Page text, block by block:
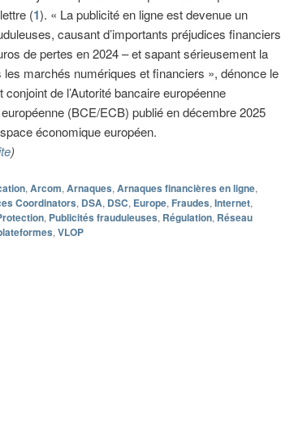
(1). « La publicité en ligne est devenue un
causant d’importants préjudices financiers
de pertes en 2024 – et sapant sérieusement la
marchés numériques et financiers », dénonce le
de l’Autorité bancaire européenne
(BCE/ECB) publié en décembre 2025
économique européen.
)
, Arcom, Arnaques, Arnaques financières en ligne,
Coordinators, DSA, DSC, Europe, Fraudes, Internet,
, Publicités frauduleuses, Régulation, Réseau
, VLOP